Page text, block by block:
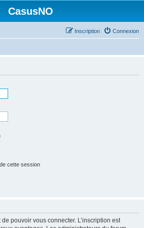
CasusNO
Connexion
Inscription
cette session
pouvoir vous connecter. L’inscription est